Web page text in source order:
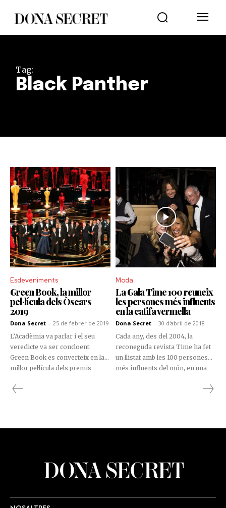
Tag:
Black Panther
Esdeveniments
Green Book, la millor
pel·lícula dels Òscars
2019
Dona Secret - 25 de febrer de 2019
L’Acadèmia va parlar i el seu
veredicte va ser concloent:
Green Book es converteix en la
millor pel·lícula dels premis
Peter Farrely, va conquerir la tan
Moda
La Gala Time 100 reuneix
les persones més influents
en la catifa vermella
Dona Secret - 30 d'abril de 2018
Cada any, des del 2004, la
reconeguda revista Time ha fet
un llistat amb les 100 persones
més influents del món, en una
divideix en 5 categories de 20